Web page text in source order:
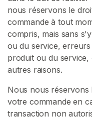
nous réservons le
commande à tout
compris, mais sans
ou du service,
produit ou du
autres raisons.
Nous nous
votre commande en
transaction non
P
a
r
c
o
u
i
r
l